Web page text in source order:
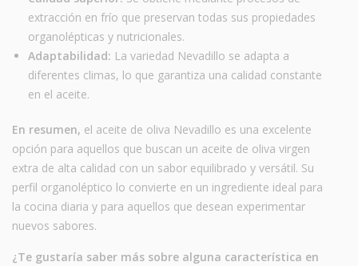
extracción en frío que preservan todas sus propiedades
organolépticas y nutricionales.
Adaptabilidad: La variedad Nevadillo se adapta a
diferentes climas, lo que garantiza una calidad constante
en el aceite.
En resumen, el aceite de oliva Nevadillo es una excelente
opción para aquellos que buscan un aceite de oliva virgen
extra de alta calidad con un sabor equilibrado y versátil. Su
perfil organoléptico lo convierte en un ingrediente ideal para
la cocina diaria y para aquellos que desean experimentar
nuevos sabores.
¿Te gustaría saber más sobre alguna característica en